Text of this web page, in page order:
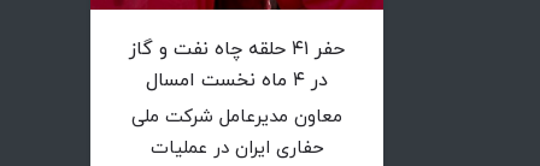
حفر ۴۱ حلقه چاه‌ نفت و گاز
در ۴ ماه نخست امسال
معاون مدیرعامل شرکت ملی
حفاری ایران در عملیات